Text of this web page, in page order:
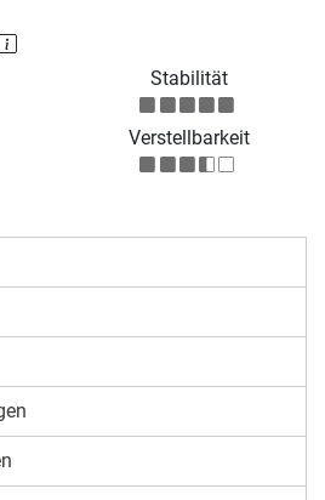
Stabilität
Verstellbarkeit